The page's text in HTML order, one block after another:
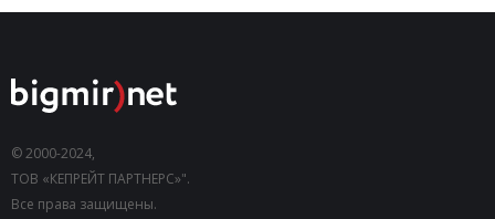
© 2000-2024,
ТОВ «КЕПРЕЙТ ПАРТНЕРС»".
Все права защищены.